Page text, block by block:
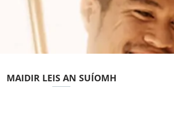
MAIDIR LEIS AN SUÍOMH